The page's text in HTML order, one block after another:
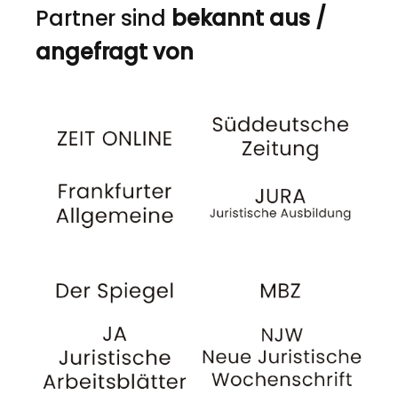
Partner sind bekannt aus /
angefragt von